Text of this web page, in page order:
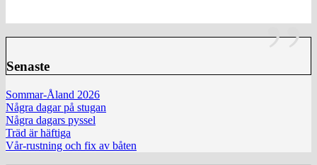
Senaste
Sommar-Åland 2026
Några dagar på stugan
Några dagars pyssel
Träd är häftiga
Vår-rustning och fix av båten